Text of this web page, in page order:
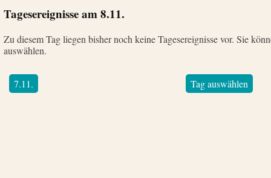
Tagesereignisse am8.11.
Zu diesem Tag liegen bisher noch keine Tagesereignisse vor. Sie
auswählen.
7.11. Tag auswählen